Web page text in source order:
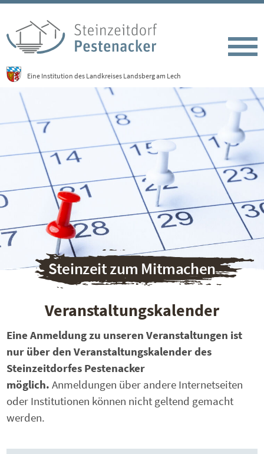
Eine Institution des Landkreises Landsberg am Lech
Steinzeit zum Mitmachen
Veranstaltungskalender
Eine Anmeldung zu unseren Veranstaltungen ist
nur über den Veranstaltungskalender des
Steinzeitdorfes Pestenacker
möglich. Anmeldungen über andere Internetseiten
oder Institutionen können nicht geltend gemacht
werden.